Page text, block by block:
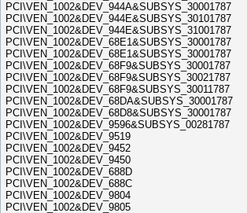
PCI\VEN_1002&DEV_944A&SUBSYS_30001787
PCI\VEN_1002&DEV_944E&SUBSYS_30101787
PCI\VEN_1002&DEV_944E&SUBSYS_31001787
PCI\VEN_1002&DEV_68E1&SUBSYS_30001787
PCI\VEN_1002&DEV_68E1&SUBSYS_30001787
PCI\VEN_1002&DEV_68F9&SUBSYS_30001787
PCI\VEN_1002&DEV_68F9&SUBSYS_30021787
PCI\VEN_1002&DEV_68F9&SUBSYS_30011787
PCI\VEN_1002&DEV_68DA&SUBSYS_30001787
PCI\VEN_1002&DEV_68D8&SUBSYS_30001787
PCI\VEN_1002&DEV_9596&SUBSYS_00281787
PCI\VEN_1002&DEV_9519
PCI\VEN_1002&DEV_9452
PCI\VEN_1002&DEV_9450
PCI\VEN_1002&DEV_688D
PCI\VEN_1002&DEV_688C
PCI\VEN_1002&DEV_9804
PCI\VEN_1002&DEV_9805